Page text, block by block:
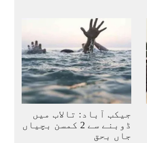
جیکب آباد: تالاب میں
ڈوبنے سے 2 کمسن بچیاں
جاں بحق